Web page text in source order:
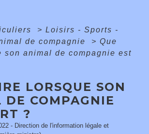
> Loisirs - Sports -
de compagnie > Que
son animal de compagnie est
LORSQUE SON
COMPAGNIE
?
- Direction de l'information légale et